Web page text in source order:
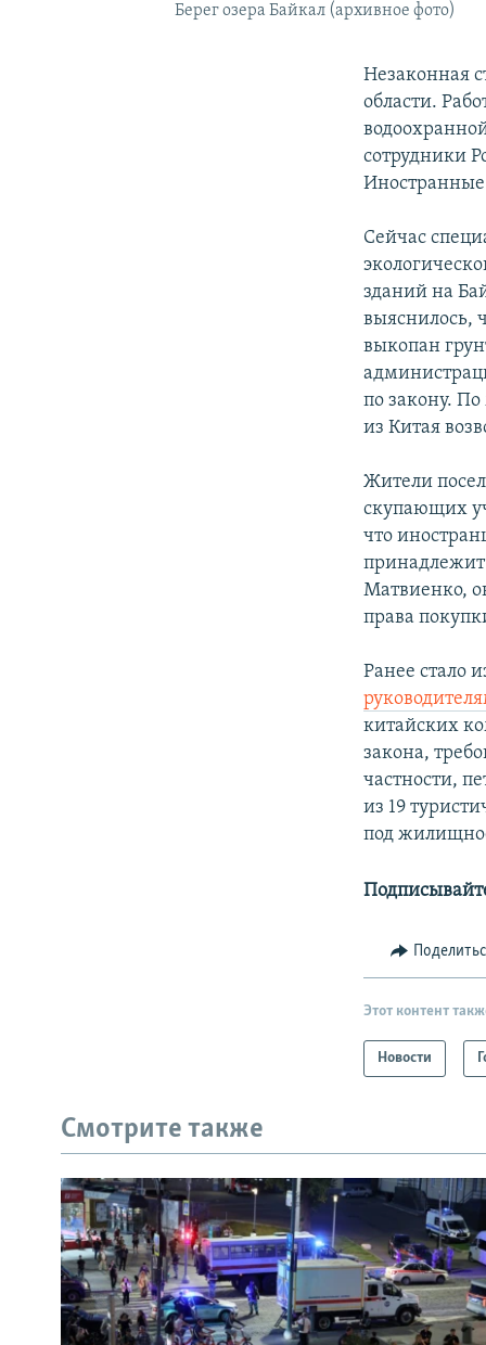
Берег озера Байкал (архивное фото)
Незаконная
области.
сотрудники
Иностранные
Сейчас
зданий на
выяснилось,
выкопан
по закону.
из Китая
Жители
скупающих
что
принадлежит
Матвиенко,
права
Ранее стало
китайских
закона,
частности,
из 19
под
Этот контент
Новости
Смотрите также